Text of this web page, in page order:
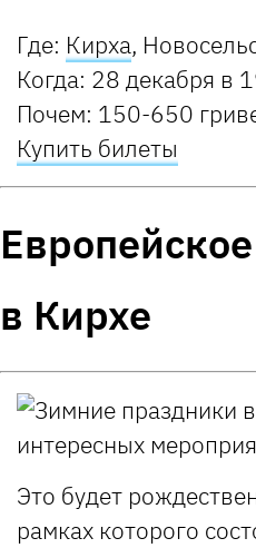
Где: Кирха,
Когда: 28 декабря в
Почем: 150-650
Купить билеты
в Кирхе
Это будет
рамках которого